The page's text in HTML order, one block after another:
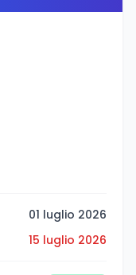
01 luglio 2026
15 luglio 2026